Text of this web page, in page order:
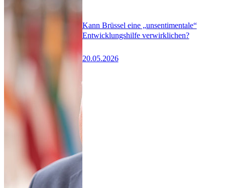
Kann Brüssel eine „unsentimentale“
Entwicklungshilfe verwirklichen?
20.05.2026